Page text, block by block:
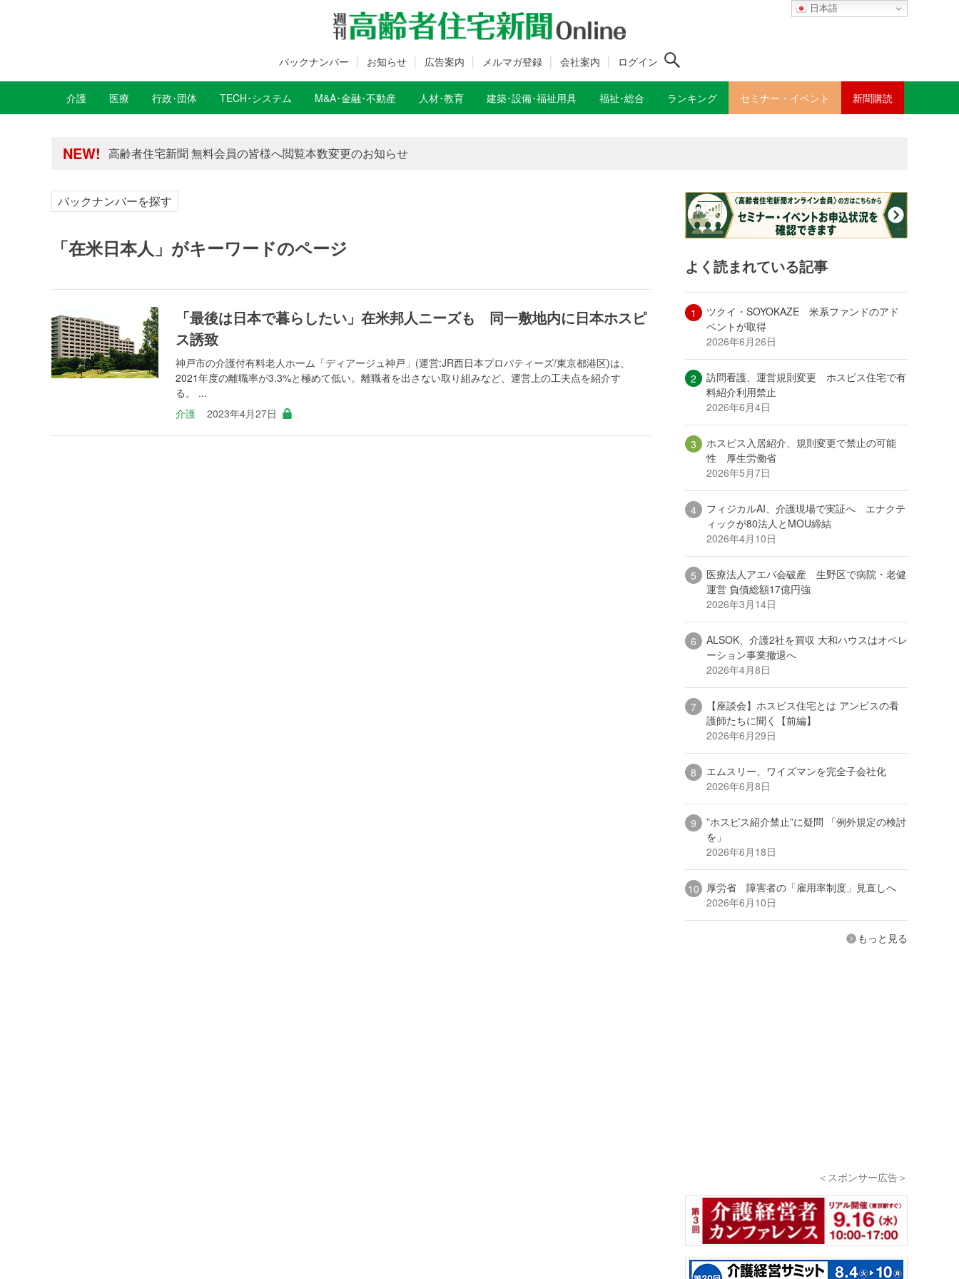
日本語
バックナンバー お知らせ 広告案内 メルマガ登録 会社案内 ログイン
介護 医療 行政･団体 TECH･システム M&A･金融･不動産 人材･教育 建築･設備･福祉用具 福祉･総合 ランキング セミナー・イベント 新聞購読
NEW!
年間購読制度変更のお知らせ
年間購読制度変更のお知らせ
バックナンバーを探す
「在米日本人」がキーワードのページ
「最後は日本で暮らしたい」在米邦人ニーズも 同一敷地内に日本ホスピ
ス誘致
神戸市の介護付有料老人ホーム「ディアージュ神戸」(運営:JR西日本プロパティーズ/東京都港区)は、
2021年度の離職率が3.3%と極めて低い。離職者を出さない取り組みなど、運営上の工夫点を紹介す
る。 ...
介護
2023年4月27日
よく読まれている記事
ツクイ・SOYOKAZE 米系ファンドのアド
ベントが取得
2026年6月26日
訪問看護、運営規則変更 ホスピス住宅で有
料紹介利用禁止
2026年6月4日
ホスピス入居紹介、規則変更で禁止の可能
性 厚生労働省
2026年5月7日
フィジカルAI、介護現場で実証へ エナクテ
ィックが80法人とMOU締結
2026年4月10日
医療法人アエバ会破産 生野区で病院・老健
運営 負債総額17億円強
2026年3月14日
ALSOK、介護2社を買収 大和ハウスはオペレ
ーション事業撤退へ
2026年4月8日
【座談会】ホスピス住宅とは アンビスの看
護師たちに聞く【前編】
2026年6月29日
エムスリー、ワイズマンを完全子会社化
2026年6月8日
”ホスピス紹介禁止”に疑問 「例外規定の検討
を」
2026年6月18日
厚労省 障害者の「雇用率制度」見直しへ
2026年6月10日
もっと見る
＜スポンサー広告＞